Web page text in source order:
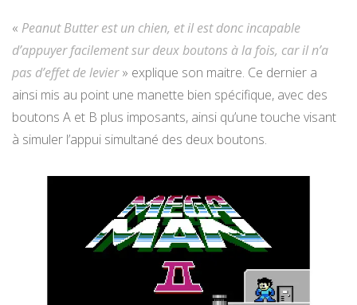
« Peanut Butter est un chien, et il est donc incapable
d’appuyer facilement sur deux boutons à la fois, car il n’a
pas d’effet de levier» explique son maitre. Ce dernier a
ainsi mis au point une manette bien spécifique, avec des
boutons A et B plus imposants, ainsi qu’une touche visant
à simuler l’appui simultané des deux boutons.